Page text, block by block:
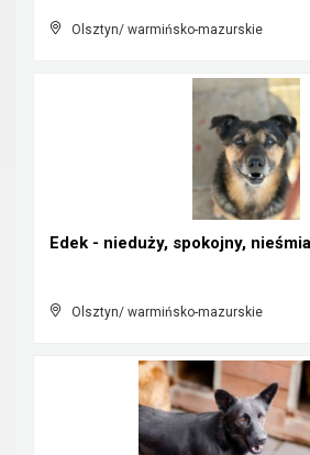
Olsztyn/ warmińsko-mazurskie
Edek - nieduży, spokojny,
Olsztyn/ warmińsko-mazurskie